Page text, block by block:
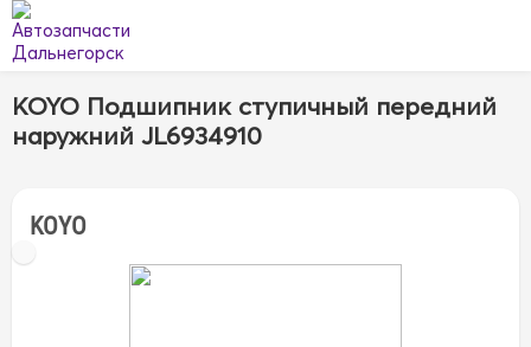
KOYO Подшипник ступичный передний
наружний JL6934910
KOYO